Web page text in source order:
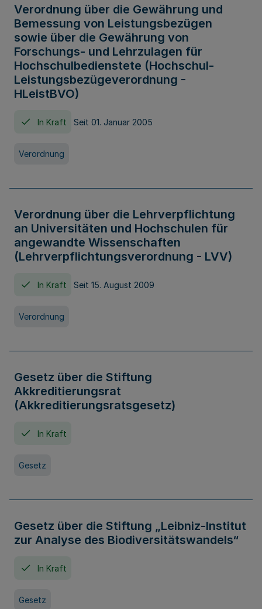
Verordnung über die Gewährung und
Bemessung von Leistungsbezügen
sowie über die Gewährung von
Forschungs- und Lehrzulagen für
Hochschulbedienstete (Hochschul-
Leistungsbezügeverordnung -
HLeistBVO)
In Kraft Seit 01. Januar 2005
Verordnung
Verordnung über die Lehrverpflichtung
an Universitäten und Hochschulen für
angewandte Wissenschaften
(Lehrverpflichtungsverordnung - LVV)
In Kraft Seit 15. August 2009
Verordnung
Gesetz über die Stiftung
Akkreditierungsrat
(Akkreditierungsratsgesetz)
In Kraft
Gesetz
Gesetz über die Stiftung „Leibniz-Institut
zur Analyse des Biodiversitätswandels“
In Kraft
Gesetz